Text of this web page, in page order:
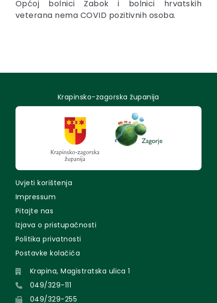
Općoj bolnici Zabok i bolnici hrvatskih
veterana nema COVID pozitivnih osoba.
Krapinsko-zagorska županija
Uvjeti korištenja
Impressum
Pitajte nas
Izjava o pristupačnosti
Politika privatnosti
Postavke kolačića
Krapina, Magistratska ulica 1
049/329-111
049/329-255